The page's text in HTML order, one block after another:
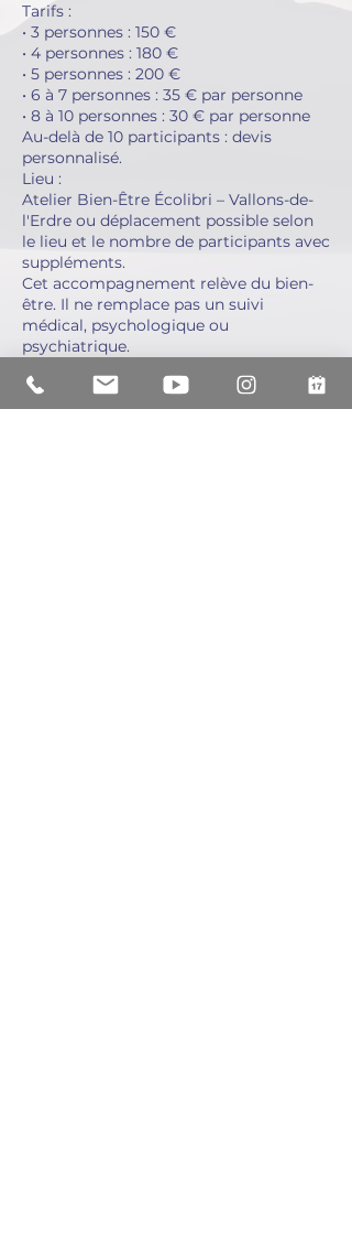
Tarifs :
• 3 personnes : 150 €
• 4 personnes : 180 €
• 5 personnes : 200 €
• 6 à 7 personnes : 35 € par personne
• 8 à 10 personnes : 30 € par personne
Au-delà de 10 participants : devis
personnalisé.
Lieu :
Atelier Bien-Être Écolibri – Vallons-de-
l'Erdre ou déplacement possible selon
le lieu et le nombre de participants avec
suppléments.
Cet accompagnement relève du bien-
être. Il ne remplace pas un suivi
médical, psychologique ou
psychiatrique.